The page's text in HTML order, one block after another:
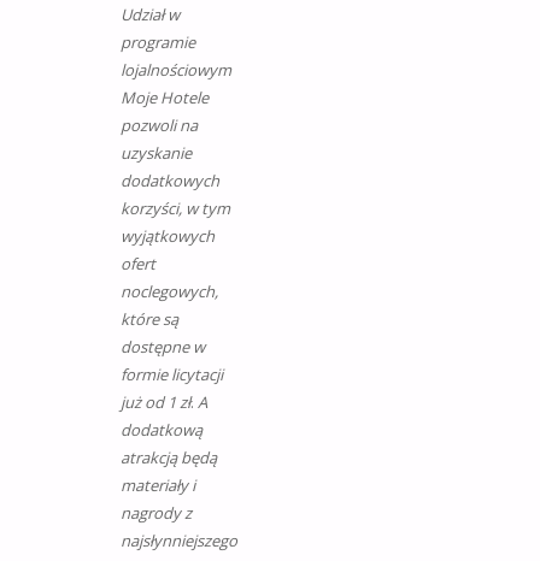
Udział w
programie
lojalnościowym
Moje Hotele
pozwoli na
uzyskanie
dodatkowych
korzyści, w tym
wyjątkowych
ofert
noclegowych,
które są
dostępne w
formie licytacji
już od 1 zł. A
dodatkową
atrakcją będą
materiały i
nagrody z
najsłynniejszego